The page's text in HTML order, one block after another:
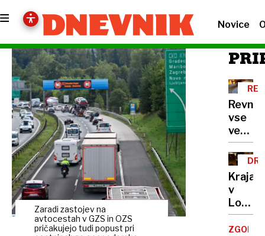
Novice
Zaradi zastojev na
avtocestah v GZS in OZS
pričakujejo tudi popust pri
Revnih
vse
več,
a
manj
kot
v EU
Kraja
v
Ruski